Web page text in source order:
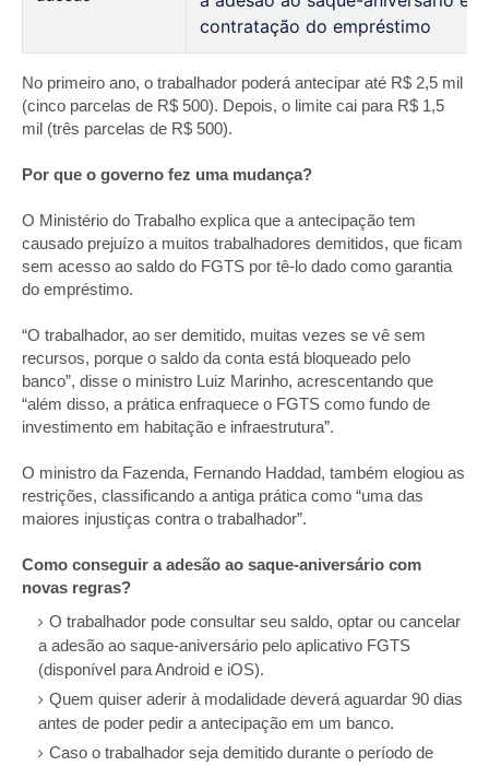
contratação do empréstimo
No primeiro ano, o trabalhador poderá antecipar até R$ 2,5 mil
(cinco parcelas de R$ 500). Depois, o limite cai para R$ 1,5
mil (três parcelas de R$ 500).
Por que o governo fez uma mudança?
O Ministério do Trabalho explica que a antecipação tem
causado prejuízo a muitos trabalhadores demitidos, que ficam
sem acesso ao saldo do FGTS por tê-lo dado como garantia
do empréstimo.
“O trabalhador, ao ser demitido, muitas vezes se vê sem
recursos, porque o saldo da conta está bloqueado pelo
banco”, disse o ministro Luiz Marinho, acrescentando que
“além disso, a prática enfraquece o FGTS como fundo de
investimento em habitação e infraestrutura”.
O ministro da Fazenda, Fernando Haddad, também elogiou as
restrições, classificando a antiga prática como “uma das
maiores injustiças contra o trabalhador”.
Como conseguir a adesão ao saque-aniversário com
novas regras?
O trabalhador pode consultar seu saldo, optar ou cancelar
a adesão ao saque-aniversário pelo aplicativo FGTS
(disponível para Android e iOS).
Quem quiser aderir à modalidade deverá aguardar 90 dias
antes de poder pedir a antecipação em um banco.
Caso o trabalhador seja demitido durante o período de